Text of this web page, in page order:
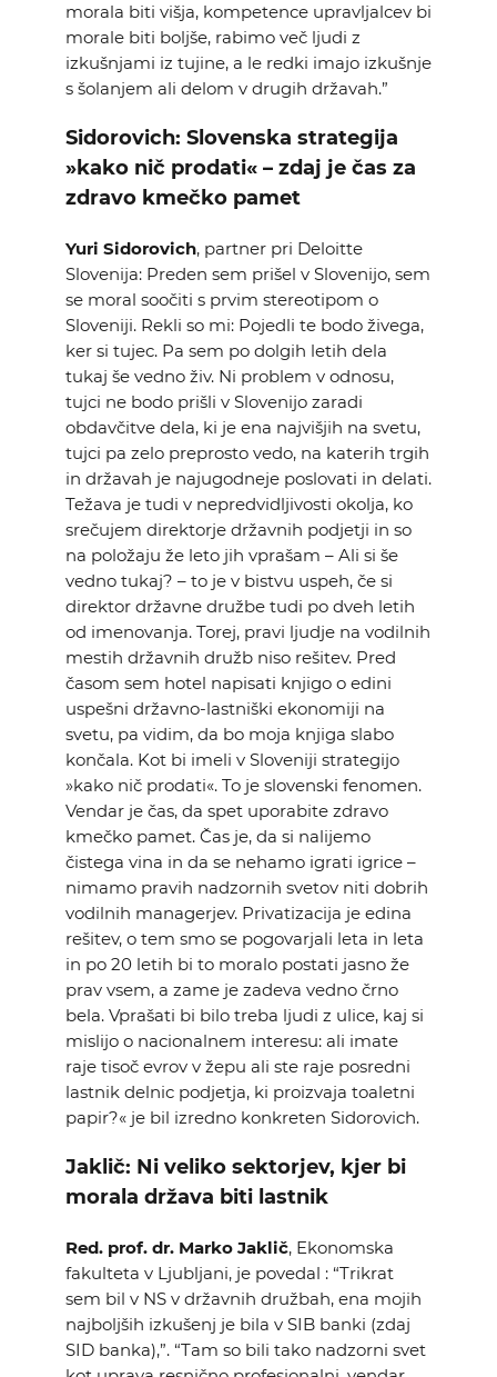
morala biti višja, kompetence upravljalcev bi
morale biti boljše, rabimo več ljudi z
izkušnjami iz tujine, a le redki imajo izkušnje
s šolanjem ali delom v drugih državah.”
Sidorovich: Slovenska strategija
»kako nič prodati« – zdaj je čas za
zdravo kmečko pamet
Yuri Sidorovich, partner pri Deloitte
Slovenija: Preden sem prišel v Slovenijo, sem
se moral soočiti s prvim stereotipom o
Sloveniji. Rekli so mi: Pojedli te bodo živega,
ker si tujec. Pa sem po dolgih letih dela
tukaj še vedno živ. Ni problem v odnosu,
tujci ne bodo prišli v Slovenijo zaradi
obdavčitve dela, ki je ena najvišjih na svetu,
tujci pa zelo preprosto vedo, na katerih trgih
in državah je najugodneje poslovati in delati.
Težava je tudi v nepredvidljivosti okolja, ko
srečujem direktorje državnih podjetji in so
na položaju že leto jih vprašam – Ali si še
vedno tukaj? – to je v bistvu uspeh, če si
direktor državne družbe tudi po dveh letih
od imenovanja. Torej, pravi ljudje na vodilnih
mestih državnih družb niso rešitev. Pred
časom sem hotel napisati knjigo o edini
uspešni državno-lastniški ekonomiji na
svetu, pa vidim, da bo moja knjiga slabo
končala. Kot bi imeli v Sloveniji strategijo
»kako nič prodati«. To je slovenski fenomen.
Vendar je čas, da spet uporabite zdravo
kmečko pamet. Čas je, da si nalijemo
čistega vina in da se nehamo igrati igrice –
nimamo pravih nadzornih svetov niti dobrih
vodilnih managerjev. Privatizacija je edina
rešitev, o tem smo se pogovarjali leta in leta
in po 20 letih bi to moralo postati jasno že
prav vsem, a zame je zadeva vedno črno
bela. Vprašati bi bilo treba ljudi z ulice, kaj si
mislijo o nacionalnem interesu: ali imate
raje tisoč evrov v žepu ali ste raje posredni
lastnik delnic podjetja, ki proizvaja toaletni
papir?« je bil izredno konkreten Sidorovich.
Jaklič: Ni veliko sektorjev, kjer bi
morala država biti lastnik
Red. prof. dr. Marko Jaklič, Ekonomska
fakulteta v Ljubljani, je povedal : “Trikrat
sem bil v NS v državnih družbah, ena mojih
najboljših izkušenj je bila v SIB banki (zdaj
SID banka),”. “Tam so bili tako nadzorni svet